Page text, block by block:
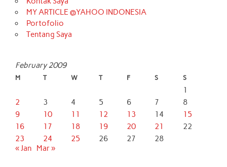
MY ARTICLE @YAHOO INDONESIA
Portofolio
Tentang Saya
February 2009
M T W T F S S
1
2
3 4 5 6 7
8
9
10 11 12 13 14
15
16
17 18 19 20 21
22
23
24 25 26 27
28
« Jan
Mar »